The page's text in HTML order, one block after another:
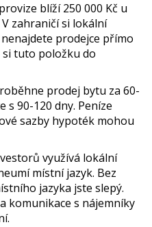
blíží 250 000 Kč u
zahraničí si lokální
prodejce přímo
si tuto položku do
prodej bytu za 60-
s 90-120 dny. Peníze
sazby hypoték mohou
využívá lokální
místní jazyk. Bez
jazyka jste slepý.
komunikace s nájemníky